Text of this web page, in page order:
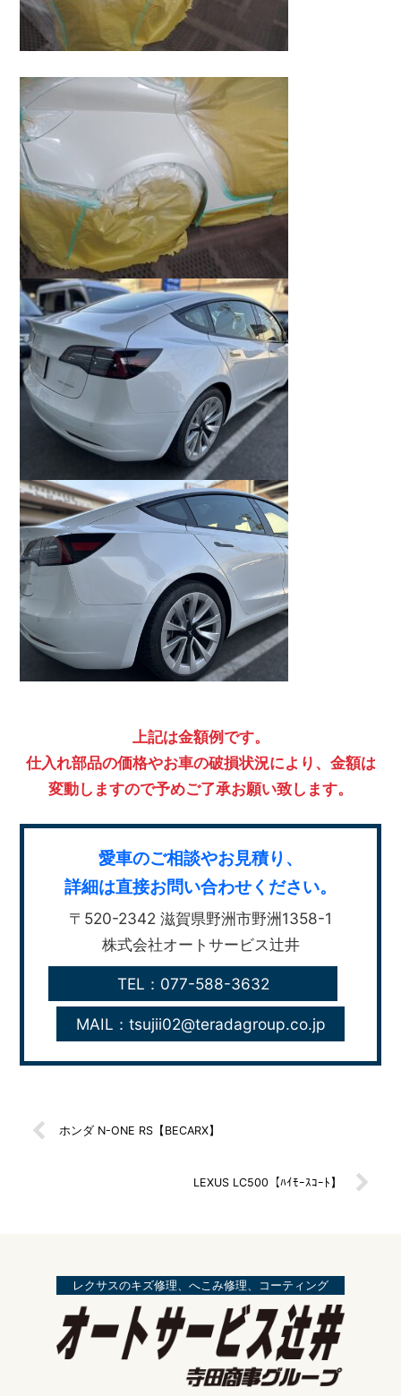
上記は金額例です。
仕入れ部品の価格やお車の破損状況により、金額は
変動しますので予めご了承お願い致します。
愛車のご相談やお見積り、
詳細は直接お問い合わせください。
〒520-2342 滋賀県野洲市野洲1358-1
株式会社オートサービス辻井
TEL：077-588-3632
MAIL：tsujii02@teradagroup.co.jp
ホンダ N-ONE RS【BECARX】
LEXUS LC500【ﾊｲﾓｰｽｺｰﾄ】
レクサスのキズ修理、へこみ修理、コーティング